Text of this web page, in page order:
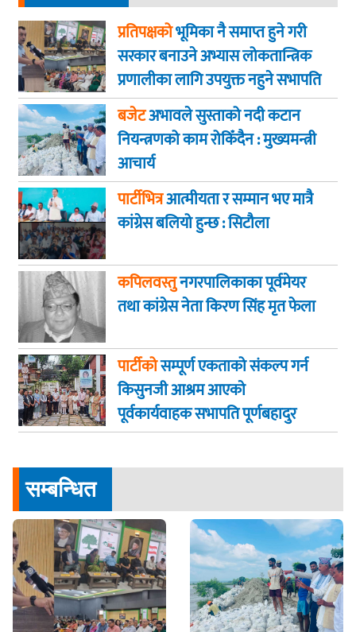
प्रतिपक्षकोभूमिका नै समाप्त हुने गरी
सरकार बनाउने अभ्यास लोकतान्त्रिक
प्रणालीका लागि उपयुक्त नहुने सभापति
गगन कुमार थापा
बजेटअभावले सुस्ताको नदी कटान
नियन्त्रणको काम रोकिँदैन : मुख्यमन्त्री
आचार्य
पार्टीभित्रआत्मीयता र सम्मान भए मात्रै
कांग्रेस बलियो हुन्छ : सिटौला
कपिलवस्तुनगरपालिकाका पूर्वमेयर
तथा कांग्रेस नेता किरण सिंह मृत फेला
पार्टीकोसम्पूर्ण एकताको संकल्प गर्न
किसुनजी आश्रम आएकाे
पूर्वकार्यवाहक सभापति पूर्णबहादुर
खड्का
सम्बन्धित